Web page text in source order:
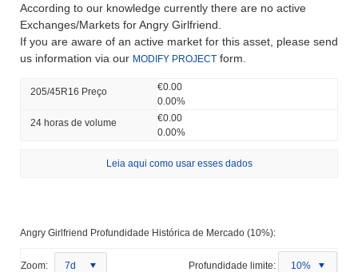
According to our knowledge currently there are no active
Exchanges/Markets for Angry Girlfriend.
If you are aware of an active market for this asset, please send
us information via our MODIFY PROJECT form.
205/45R16 Preço
€0.00
0.00%
24 horas de volume
€0.00
0.00%
Leia aqui como usar esses dados
Angry Girlfriend Profundidade Histórica de Mercado (10%):
Zoom: 7d Profundidade limite: 10%